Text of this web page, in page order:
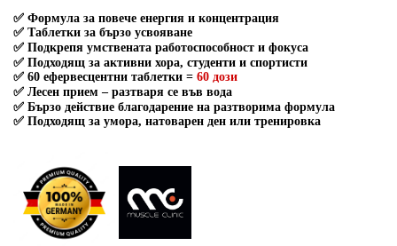
✅ Формула за повече енергия и концентрация
✅ Tаблетки за бързо усвояване
✅ Подкрепя умствената работоспособност и фокуса
✅ Подходящ за активни хора, студенти и спортисти
✅ 60 ефервесцентни таблетки = 60 дози
✅ Лесен прием – разтваря се във вода
✅ Бързо действие благодарение на разтворима формула
✅ Подходящ за умора, натоварен ден или тренировка